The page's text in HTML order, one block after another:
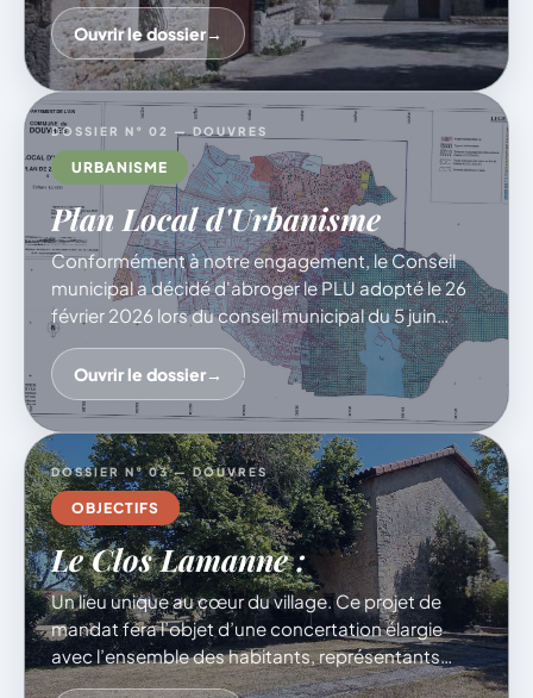
cœur de permettre cette mixité d’usages. Une
réunion
Ouvrir le dossier→
DOSSIER N° 02 — DOUVRES
URBANISME
Plan Local d'Urbanisme
Conformément à notre engagement, le Conseil
municipal a décidé d'abroger le PLU adopté le 26
février 2026 lors du conseil municipal du 5 juin
dernier. Une nouvelle démarche de concertation
sera désormais engagée afin de construire, avec
les habitants et les acteurs concernés, un projet
d'urbanisme équilibré, maîtrisé et adapté aux
besoins de Douvres.
Ouvrir le dossier→
DOSSIER N° 03 — DOUVRES
OBJECTIFS
Le Clos Lamanne :
Un lieu unique au cœur du village. Ce projet de
mandat fera l’objet d’une concertation élargie
avec l’ensemble des habitants, représentants
associatifs et acteurs locaux afin de déterminer ce